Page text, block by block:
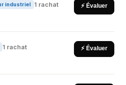
industriel 1 rachat ⚡ Évaluer
1 rachat ⚡ Évaluer